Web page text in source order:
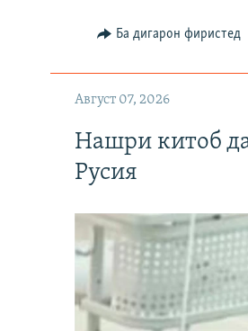
Ба дигарон фиристед
Август 07, 2026
Нашри китоб
Русия